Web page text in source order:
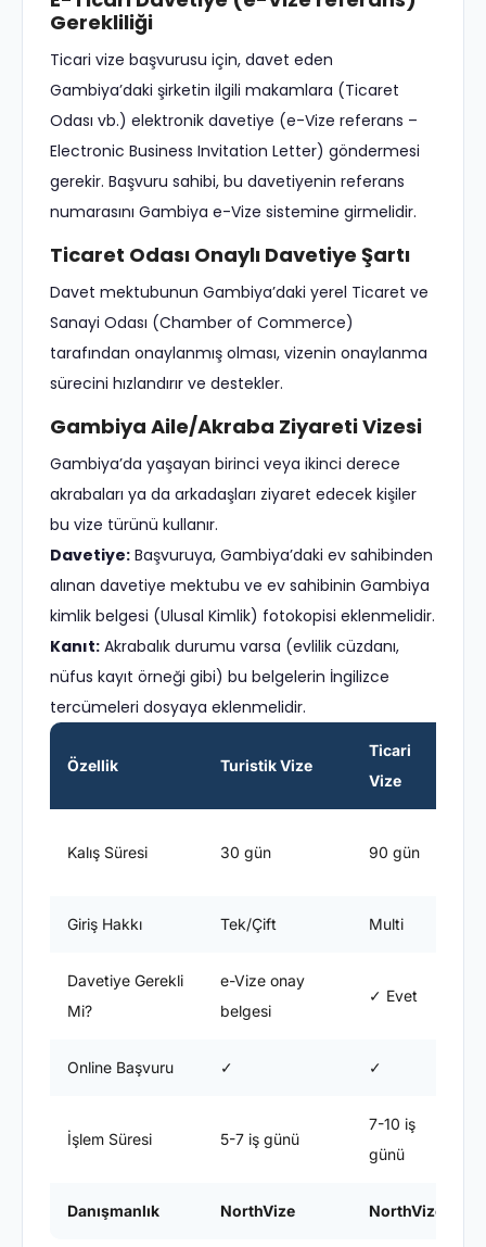
Gerekliliği
Ticari vize başvurusu için, davet eden
Gambiya’daki şirketin ilgili makamlara (Ticaret
Odası vb.) elektronik davetiye (e-Vize referans –
Electronic Business Invitation Letter) göndermesi
gerekir. Başvuru sahibi, bu davetiyenin referans
numarasını Gambiya e-Vize sistemine girmelidir.
Ticaret Odası Onaylı Davetiye Şartı
Davet mektubunun Gambiya’daki yerel Ticaret ve
Sanayi Odası (Chamber of Commerce)
tarafından onaylanmış olması, vizenin onaylanma
sürecini hızlandırır ve destekler.
Gambiya Aile/Akraba Ziyareti Vizesi
Gambiya’da yaşayan birinci veya ikinci derece
akrabaları ya da arkadaşları ziyaret edecek kişiler
bu vize türünü kullanır.
Davetiye: Başvuruya, Gambiya’daki ev sahibinden
alınan davetiye mektubu ve ev sahibinin Gambiya
kimlik belgesi (Ulusal Kimlik) fotokopisi eklenmelidir.
Kanıt: Akrabalık durumu varsa (evlilik cüzdanı,
nüfus kayıt örneği gibi) bu belgelerin İngilizce
tercümeleri dosyaya eklenmelidir.
Özellik Turistik Vize
Ticari
Vize
Kalış Süresi 30 gün 90 gün
Giriş Hakkı Tek/Çift Multi
Davetiye Gerekli
Mi?
e-Vize onay
belgesi
✓ Evet
Online Başvuru ✓ ✓
İşlem Süresi 5-7 iş günü
7-10 iş
günü
Danışmanlık NorthVize NorthVize